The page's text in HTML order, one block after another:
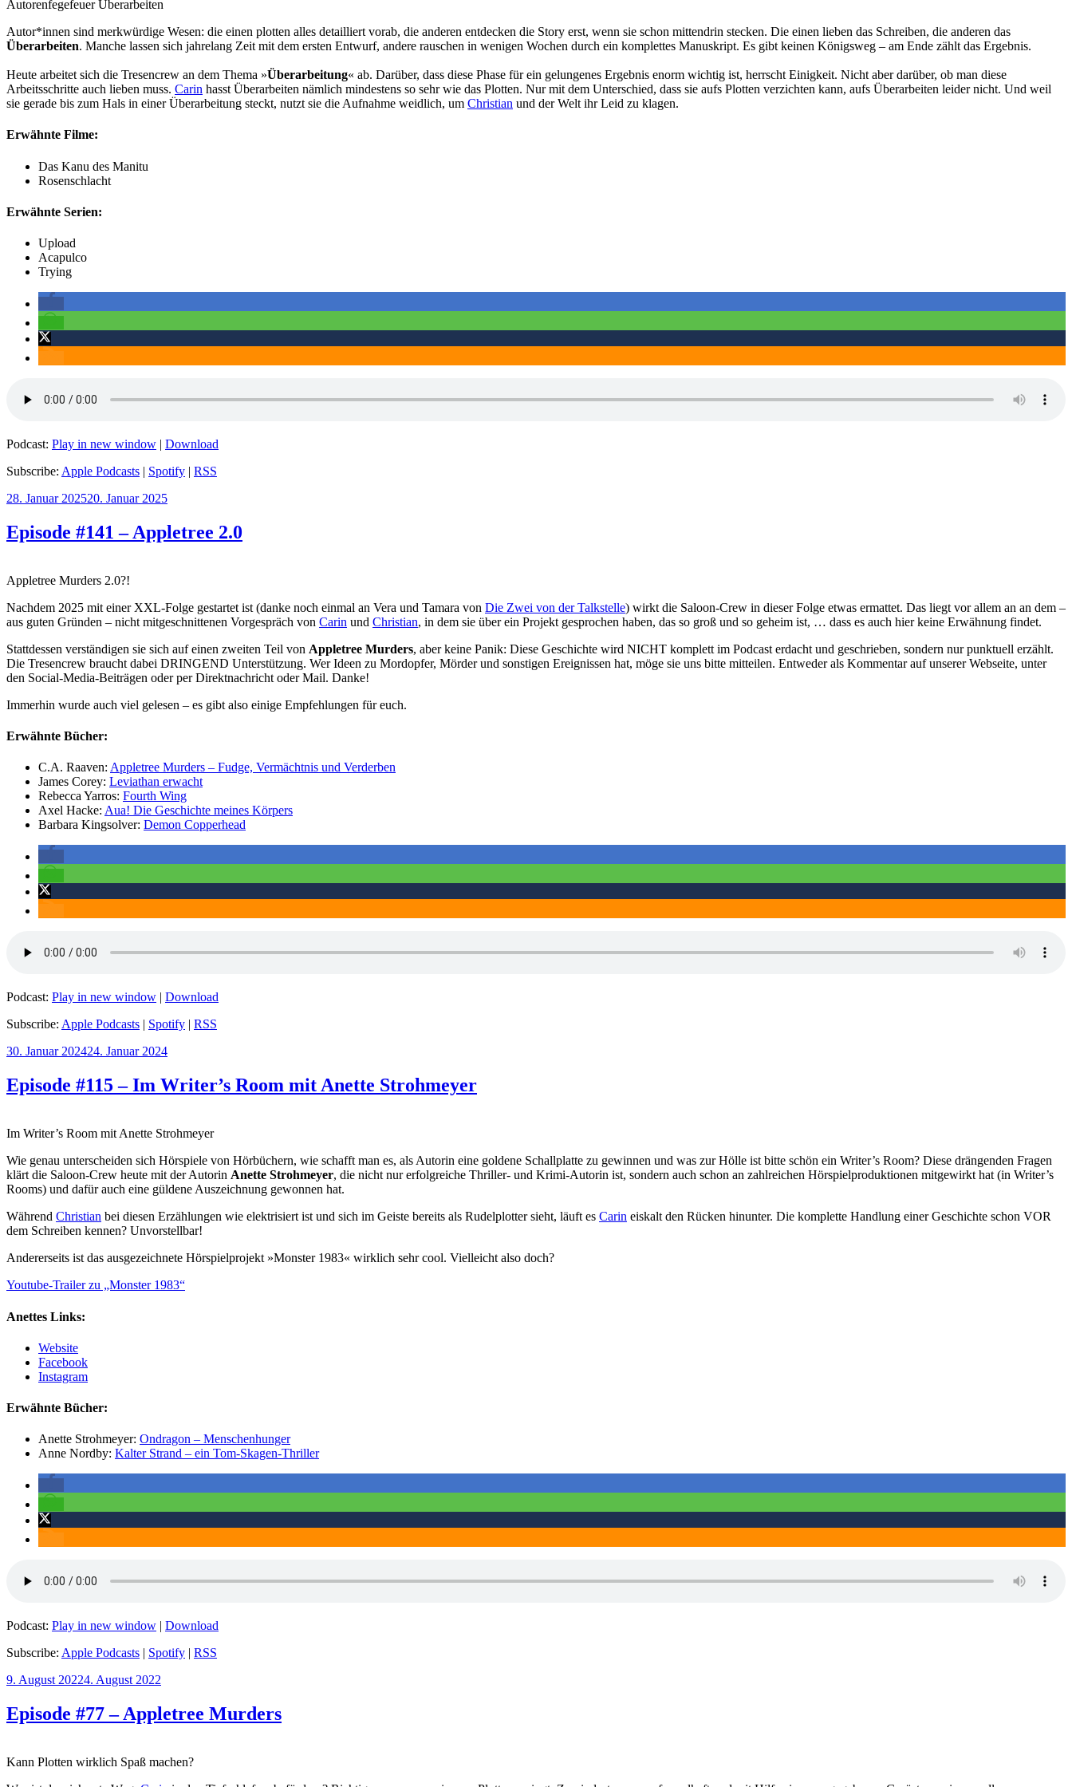
Autorenfegefeuer Überarbeiten
Autor*innen sind merkwürdige Wesen: die einen plotten alles detailliert vorab, die anderen entdecken die Story erst, wenn sie schon mittendrin stecken. Die einen lieben das Schreiben, die anderen das
Überarbeiten. Manche lassen sich jahrelang Zeit mit dem ersten Entwurf, andere rauschen in wenigen Wochen durch ein komplettes Manuskript. Es gibt keinen Königsweg – am Ende zählt das Ergebnis.
Heute arbeitet sich die Tresencrew an dem Thema »Überarbeitung« ab. Darüber, dass diese Phase für ein gelungenes Ergebnis enorm wichtig ist, herrscht Einigkeit. Nicht aber darüber, ob man diese
Arbeitsschritte auch lieben muss. Carin hasst Überarbeiten nämlich mindestens so sehr wie das Plotten. Nur mit dem Unterschied, dass sie aufs Plotten verzichten kann, aufs Überarbeiten leider nicht. Und weil
sie gerade bis zum Hals in einer Überarbeitung steckt, nutzt sie die Aufnahme weidlich, um Christian und der Welt ihr Leid zu klagen.
Erwähnte Filme:
Das Kanu des Manitu
Rosenschlacht
Erwähnte Serien:
Upload
Acapulco
Trying
Podcast: Play in new window | Download
Subscribe: Apple Podcasts | Spotify | RSS
Veröffentlicht
28. Januar 202520. Januar 2025
Episode #141 – Appletree 2.0
Appletree Murders 2.0?!
Nachdem 2025 mit einer XXL-Folge gestartet ist (danke noch einmal an Vera und Tamara von Die Zwei von der Talkstelle) wirkt die Saloon-Crew in dieser Folge etwas ermattet. Das liegt vor allem an an dem –
aus guten Gründen – nicht mitgeschnittenen Vorgespräch von Carin und Christian, in dem sie über ein Projekt gesprochen haben, das so groß und so geheim ist, … dass es auch hier keine Erwähnung findet.
Stattdessen verständigen sie sich auf einen zweiten Teil von Appletree Murders, aber keine Panik: Diese Geschichte wird NICHT komplett im Podcast erdacht und geschrieben, sondern nur punktuell erzählt.
Die Tresencrew braucht dabei DRINGEND Unterstützung. Wer Ideen zu Mordopfer, Mörder und sonstigen Ereignissen hat, möge sie uns bitte mitteilen. Entweder als Kommentar auf unserer Webseite, unter
den Social-Media-Beiträgen oder per Direktnachricht oder Mail. Danke!
Immerhin wurde auch viel gelesen – es gibt also einige Empfehlungen für euch.
Erwähnte Bücher:
C.A. Raaven: Appletree Murders – Fudge, Vermächtnis und Verderben
James Corey: Leviathan erwacht
Rebecca Yarros: Fourth Wing
Axel Hacke: Aua! Die Geschichte meines Körpers
Barbara Kingsolver: Demon Copperhead
Podcast: Play in new window | Download
Subscribe: Apple Podcasts | Spotify | RSS
Veröffentlicht
30. Januar 202424. Januar 2024
Episode #115 – Im Writer’s Room mit Anette Strohmeyer
Im Writer’s Room mit Anette Strohmeyer
Wie genau unterscheiden sich Hörspiele von Hörbüchern, wie schafft man es, als Autorin eine goldene Schallplatte zu gewinnen und was zur Hölle ist bitte schön ein Writer’s Room? Diese drängenden Fragen
klärt die Saloon-Crew heute mit der Autorin Anette Strohmeyer, die nicht nur erfolgreiche Thriller- und Krimi-Autorin ist, sondern auch schon an zahlreichen Hörspielproduktionen mitgewirkt hat (in Writer’s
Rooms) und dafür auch eine güldene Auszeichnung gewonnen hat.
Während Christian bei diesen Erzählungen wie elektrisiert ist und sich im Geiste bereits als Rudelplotter sieht, läuft es Carin eiskalt den Rücken hinunter. Die komplette Handlung einer Geschichte schon VOR
dem Schreiben kennen? Unvorstellbar!
Andererseits ist das ausgezeichnete Hörspielprojekt »Monster 1983« wirklich sehr cool. Vielleicht also doch?
Youtube-Trailer zu „Monster 1983“
Anettes Links:
Website
Facebook
Instagram
Erwähnte Bücher:
Anette Strohmeyer: Ondragon – Menschenhunger
Anne Nordby: Kalter Strand – ein Tom-Skagen-Thriller
Podcast: Play in new window | Download
Subscribe: Apple Podcasts | Spotify | RSS
Veröffentlicht
9. August 20224. August 2022
Episode #77 – Appletree Murders
Kann Plotten wirklich Spaß machen?